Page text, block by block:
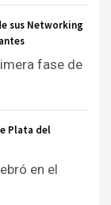
sus Networking
fase de
Plata del
en el